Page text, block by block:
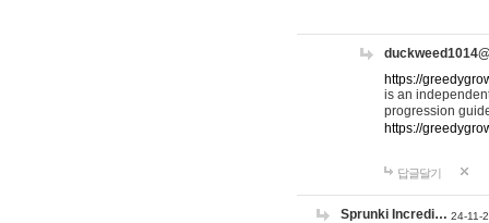
https://
is an
progression
https://
답글달기
Sprunki Incredi… 24-11-